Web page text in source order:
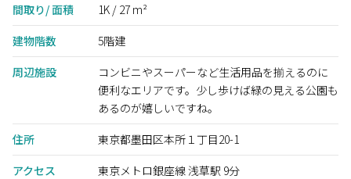
間取り/ 面積
1K / 27 m²
建物階数
5階建
周辺施設
コンビニやスーパーなど生活用品を揃えるのに
便利なエリアです。少し歩けば緑の見える公園も
あるのが嬉しいですね。
住所
東京都墨田区本所１丁目20-1
アクセス
東京メトロ銀座線 浅草駅 9分